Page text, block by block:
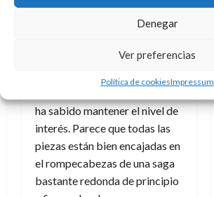
Denegar
Ver preferencias
Política de cookiesImpressum
buen sabor de boca, con una
¿qué camino tomará
Godzilla vs.
fue el momento cumbre
ha sabido mantener el nivel de
interés. Parece que todas las
piezas están bien encajadas en
el rompecabezas de una saga
bastante redonda de principio